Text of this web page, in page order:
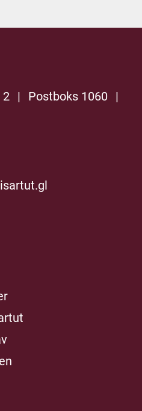
2 | Postboks 1060
|